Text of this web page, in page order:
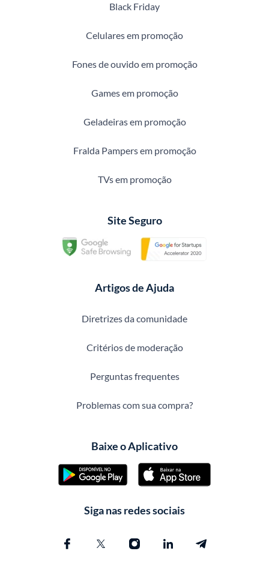
Black Friday
Celulares em promoção
Fones de ouvido em promoção
Games em promoção
Geladeiras em promoção
Fralda Pampers em promoção
TVs em promoção
Site Seguro
Artigos de Ajuda
Diretrizes da comunidade
Critérios de moderação
Perguntas frequentes
Problemas com sua compra?
Baixe o Aplicativo
Siga nas redes sociais